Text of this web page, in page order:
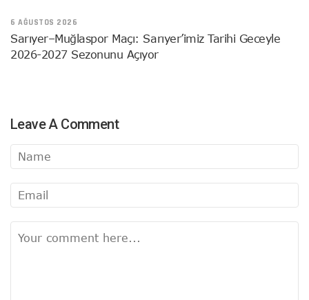
6 AĞUSTOS 2026
Sarıyer–Muğlaspor Maçı: Sarıyer’imiz Tarihi Geceyle
2026-2027 Sezonunu Açıyor
Leave A Comment